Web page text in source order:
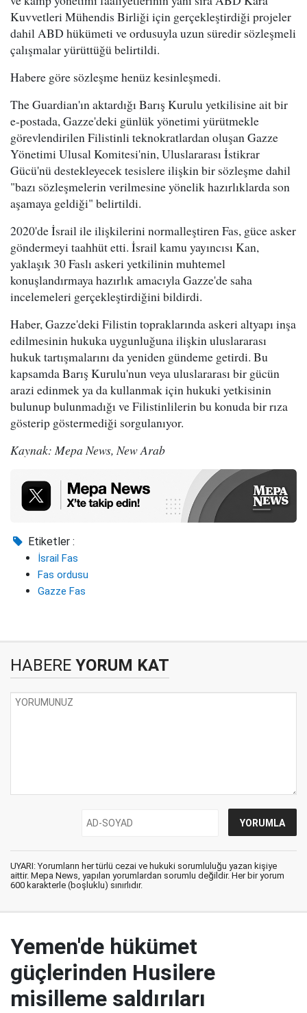
Kuvvetleri Mühendis Birliği için gerçekleştirdiği projeler
dahil ABD hükümeti ve ordusuyla uzun süredir sözleşmeli
çalışmalar yürüttüğü belirtildi.
Habere göre sözleşme henüz kesinleşmedi.
The Guardian'ın aktardığı Barış Kurulu yetkilisine ait bir
e-postada, Gazze'deki günlük yönetimi yürütmekle
görevlendirilen Filistinli teknokratlardan oluşan Gazze
Yönetimi Ulusal Komitesi'nin, Uluslararası İstikrar
Gücü'nü destekleyecek tesislere ilişkin bir sözleşme dahil
"bazı sözleşmelerin verilmesine yönelik hazırlıklarda son
aşamaya geldiği" belirtildi.
2020'de İsrail ile ilişkilerini normalleştiren Fas, güce asker
göndermeyi taahhüt etti. İsrail kamu yayıncısı Kan,
yaklaşık 30 Faslı askeri yetkilinin muhtemel
konuşlandırmaya hazırlık amacıyla Gazze'de saha
incelemeleri gerçekleştirdiğini bildirdi.
Haber, Gazze'deki Filistin topraklarında askeri altyapı inşa
edilmesinin hukuka uygunluğuna ilişkin uluslararası
hukuk tartışmalarını da yeniden gündeme getirdi. Bu
kapsamda Barış Kurulu'nun veya uluslararası bir gücün
arazi edinmek ya da kullanmak için hukuki yetkisinin
bulunup bulunmadığı ve Filistinlilerin bu konuda bir rıza
gösterip göstermediği sorgulanıyor.
Kaynak: Mepa News, New Arab
Etiketler :
İsrail Fas
Fas ordusu
Gazze Fas
HABERE YORUM KAT
UYARI: Yorumların her türlü cezai ve hukuki sorumluluğu yazan kişiye
aittir. Mepa News, yapılan yorumlardan sorumlu değildir. Her bir yorum
600 karakterle (boşluklu) sınırlıdır.
Yemen'de hükümet
güçlerinden Husilere
misilleme saldırıları